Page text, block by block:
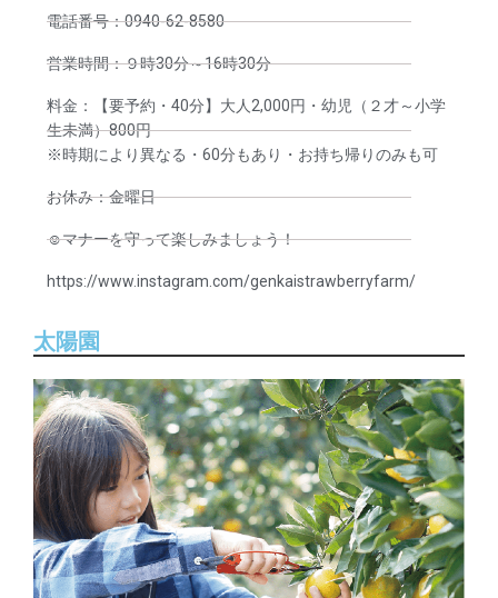
電話番号：0940-62-8580
営業時間：９時30分～16時30分
料金：【要予約・40分】大人2,000円・幼児（２才～小学
生未満）800円
※時期により異なる・60分もあり・お持ち帰りのみも可
お休み：金曜日
☺︎マナーを守って楽しみましょう！
https://www.instagram.com/genkaistrawberryfarm/
太陽園